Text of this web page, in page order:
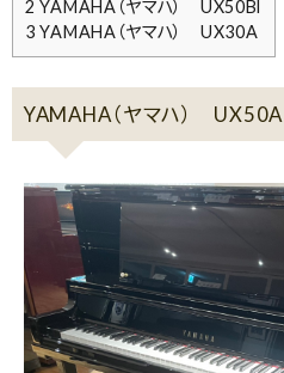
2 YAMAHA（ヤマハ） UX50Bl
3 YAMAHA（ヤマハ） UX30A
YAMAHA（ヤマハ） UX50A